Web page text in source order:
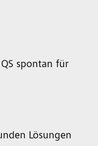
spontan für
Lösungen